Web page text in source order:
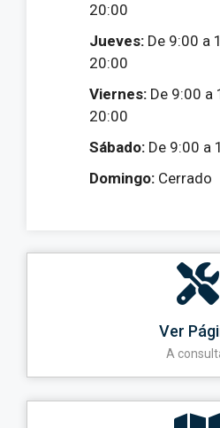
20:00
Jueves: De 9:00 a
20:00
Viernes: De 9:00 a
20:00
Sábado: De 9:00 a
Domingo: Cerrado
Ver
A